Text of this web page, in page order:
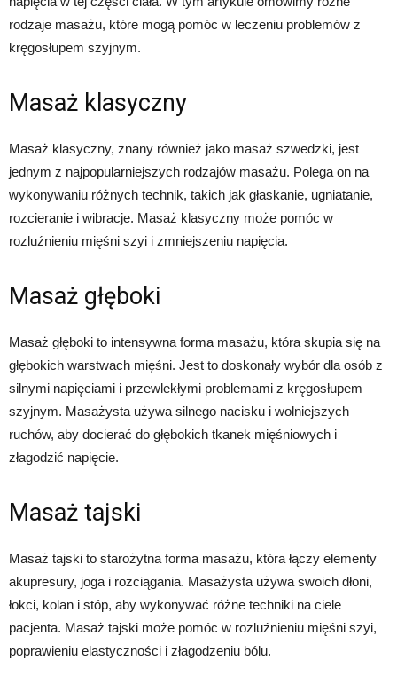
rodzaje masażu, które mogą pomóc w leczeniu problemów z
kręgosłupem szyjnym.
Masaż klasyczny
Masaż klasyczny, znany również jako masaż szwedzki, jest
jednym z najpopularniejszych rodzajów masażu. Polega on na
wykonywaniu różnych technik, takich jak głaskanie, ugniatanie,
rozcieranie i wibracje. Masaż klasyczny może pomóc w
rozluźnieniu mięśni szyi i zmniejszeniu napięcia.
Masaż głęboki
Masaż głęboki to intensywna forma masażu, która skupia się na
głębokich warstwach mięśni. Jest to doskonały wybór dla osób z
silnymi napięciami i przewlekłymi problemami z kręgosłupem
szyjnym. Masażysta używa silnego nacisku i wolniejszych
ruchów, aby docierać do głębokich tkanek mięśniowych i
złagodzić napięcie.
Masaż tajski
Masaż tajski to starożytna forma masażu, która łączy elementy
akupresury, joga i rozciągania. Masażysta używa swoich dłoni,
łokci, kolan i stóp, aby wykonywać różne techniki na ciele
pacjenta. Masaż tajski może pomóc w rozluźnieniu mięśni szyi,
poprawieniu elastyczności i złagodzeniu bólu.